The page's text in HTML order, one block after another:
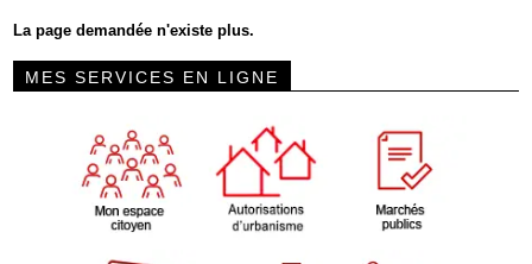
Services
Contacts
La page demandée n'existe plus.
MES SERVICES EN LIGNE